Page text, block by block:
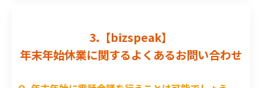
3.【bizspeak】
年末年始休業に関するよくあるお問い合わせ